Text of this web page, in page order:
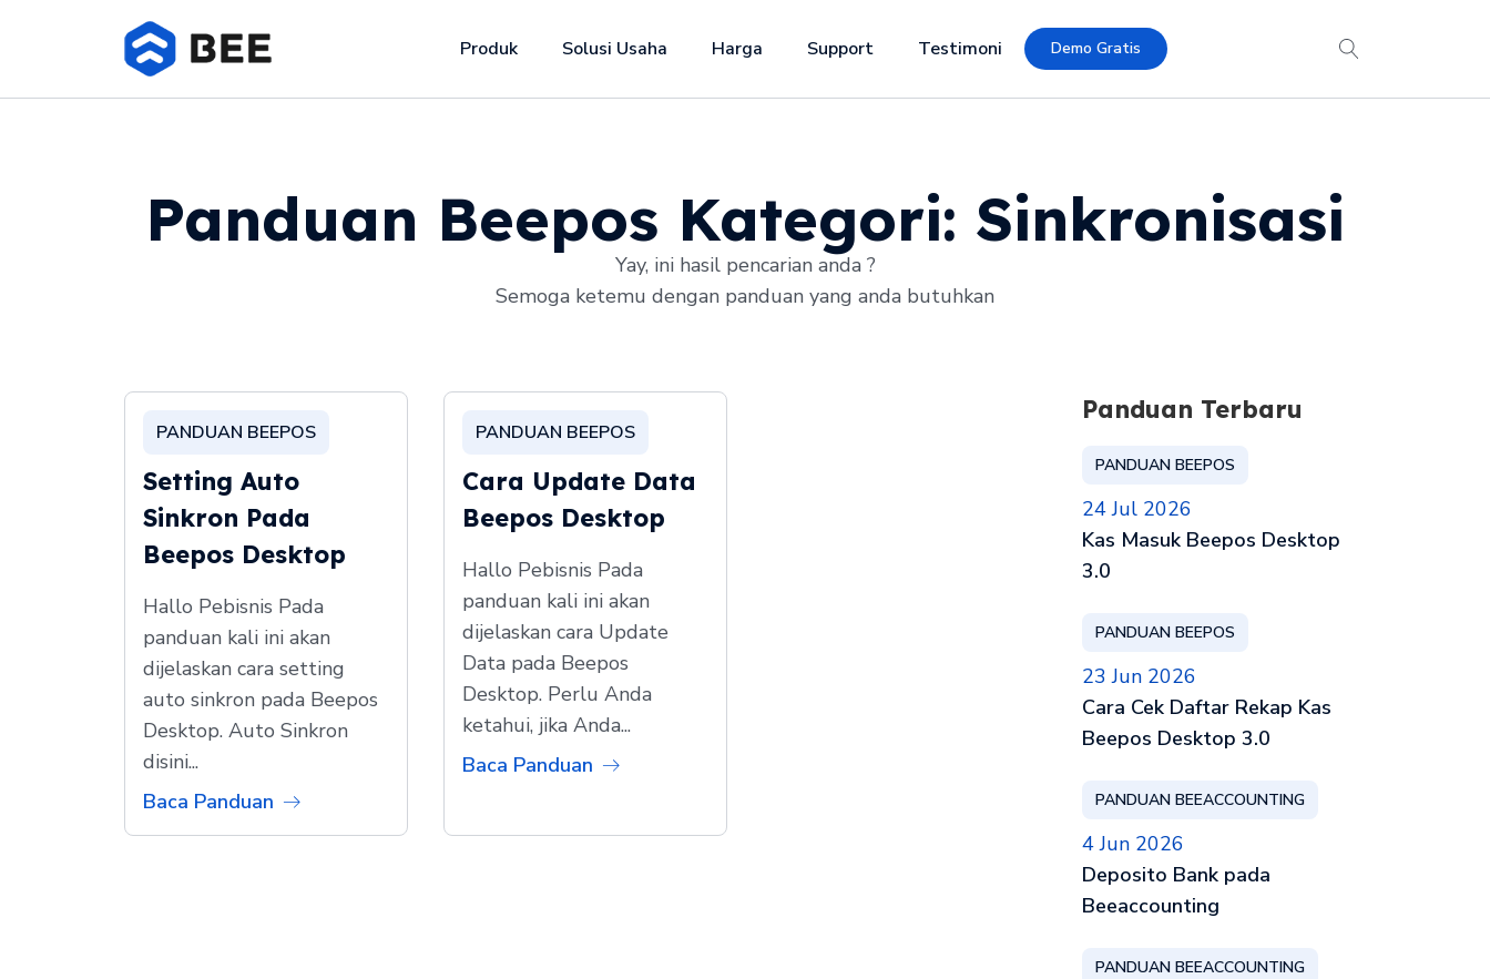
Produk Solusi Usaha Harga Support Testimoni Demo Gratis
Panduan Beepos Kategori: Sinkronisasi
Yay, ini hasil pencarian anda ?
Semoga ketemu dengan panduan yang anda butuhkan
PANDUAN BEEPOS
Setting Auto
Sinkron Pada
Beepos Desktop
Hallo Pebisnis Pada
panduan kali ini akan
dijelaskan cara setting
auto sinkron pada Beepos
Desktop. Auto Sinkron
disini...
Baca Panduan
PANDUAN BEEPOS
Cara Update Data
Beepos Desktop
Hallo Pebisnis Pada
panduan kali ini akan
dijelaskan cara Update
Data pada Beepos
Desktop. Perlu Anda
ketahui, jika Anda...
Baca Panduan
Panduan Terbaru
PANDUAN BEEPOS
24 Jul 2026
Kas Masuk Beepos Desktop
3.0
PANDUAN BEEPOS
23 Jun 2026
Cara Cek Daftar Rekap Kas
Beepos Desktop 3.0
PANDUAN BEEACCOUNTING
4 Jun 2026
Deposito Bank pada
Beeaccounting
PANDUAN BEEACCOUNTING